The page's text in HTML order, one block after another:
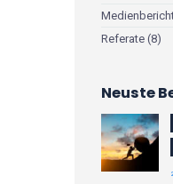
Referate (8)
Neuste